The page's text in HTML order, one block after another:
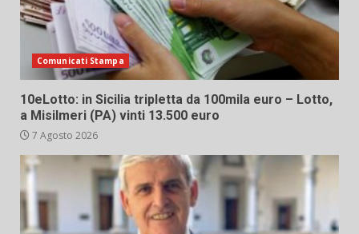
Comunicati Stampa
10eLotto: in Sicilia tripletta da 100mila euro – Lotto,
a Misilmeri (PA) vinti 13.500 euro
7 Agosto 2026